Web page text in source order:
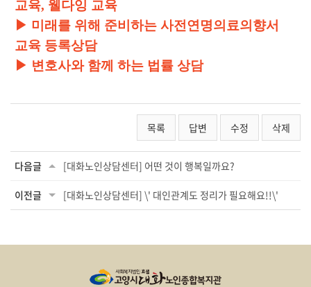
교육, 웰다잉 교육
▶ 미래를 위해 준비하는 사전연명의료의향서
교육 등록상담
▶ 변호사와 함께 하는 법률 상담
목록 답변 수정 삭제
다음글 [대화노인상담센터] 어떤 것이 행복일까요?
이전글 [대화노인상담센터] \' 대인관계도 정리가 필요해요!!\'